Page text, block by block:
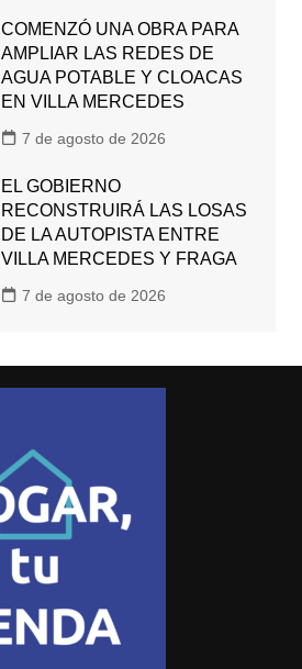
COMENZÓ UNA OBRA PARA
AMPLIAR LAS REDES DE
AGUA POTABLE Y CLOACAS
EN VILLA MERCEDES
7 de agosto de 2026
EL GOBIERNO
RECONSTRUIRÁ LAS LOSAS
DE LA AUTOPISTA ENTRE
VILLA MERCEDES Y FRAGA
7 de agosto de 2026